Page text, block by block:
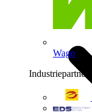
Wago
Industriepartner